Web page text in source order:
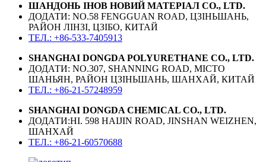
ШАНДОНЬ ІНОВ НОВИЙ МАТЕРІАЛ CO., LTD.
ДОДАТИ: NO.58 FENGGUAN ROAD, ЦЗІНЬШАНЬ,
РАЙОН ЛІНЗІ, ЦЗІБО, КИТАЙ
ТЕЛ.: +86-533-7405913
SHANGHAI DONGDA POLYURETHANE CO., LTD.
ДОДАТИ: NO.307, SHANNING ROAD, МІСТО
ШАНЬЯН, РАЙОН ЦЗІНЬШАНЬ, ШАНХАЙ, КИТАЙ
ТЕЛ.: +86-21-57248959
SHANGHAI DONGDA CHEMICAL CO., LTD.
ДОДАТИ:НІ. 598 HAIJIN ROAD, JINSHAN WEIZHEN,
ШАНХАЙ
ТЕЛ.: +86-21-60570688